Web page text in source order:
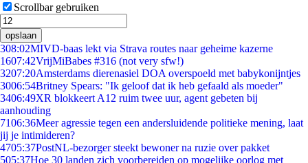
Scrollbar gebruiken
opslaan
308:02MIVD-baas lekt via Strava routes naar geheime kazerne
1607:42VrijMiBabes #316 (not very sfw!)
3207:20Amsterdams dierenasiel DOA overspoeld met babykonijntjes
3006:54Britney Spears: "Ik geloof dat ik heb gefaald als moeder"
3406:49XR blokkeert A12 ruim twee uur, agent gebeten bij
aanhouding
7106:36Meer agressie tegen een andersluidende politieke mening, laat
jij je intimideren?
4705:37PostNL-bezorger steekt bewoner na ruzie over pakket
505:37Hoe 30 landen zich voorbereiden op mogelijke oorlog met